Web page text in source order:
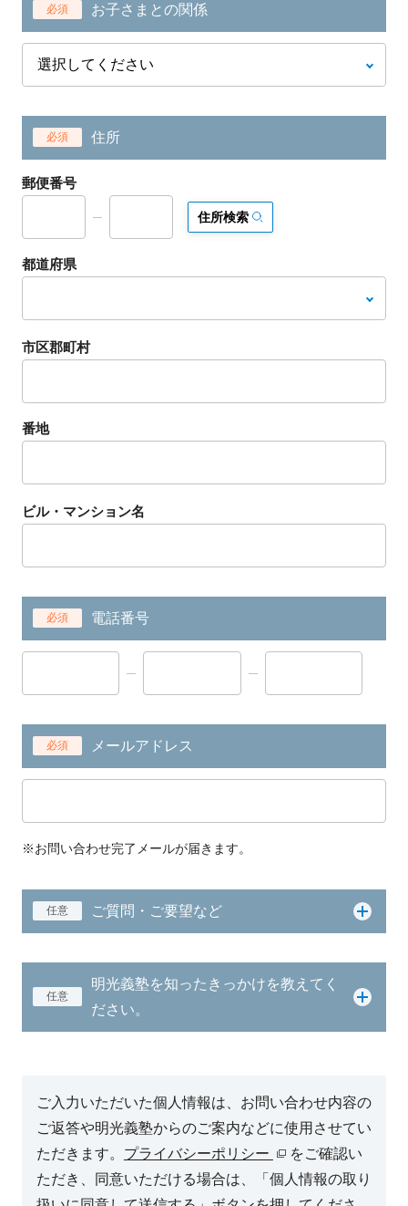
必須 お子さまとの関係
必須 住所
郵便番号
住所検索
都道府県
市区郡町村
番地
ビル・マンション名
必須 電話番号
必須 メールアドレス
※お問い合わせ完了メールが届きます。
任意 ご質問・ご要望など
任意
明光義塾を知ったきっかけを教えてく
ださい。
ご入力いただいた個人情報は、お問い合わせ内容の
ご返答や明光義塾からのご案内などに使用させてい
ただきます。 プライバシーポリシー
をご確認い
ただき、同意いただける場合は、「個人情報の取り